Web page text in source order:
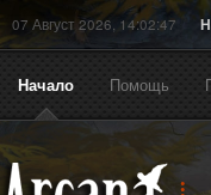
07 Август 2026, 14:02:47
Начало Помощь